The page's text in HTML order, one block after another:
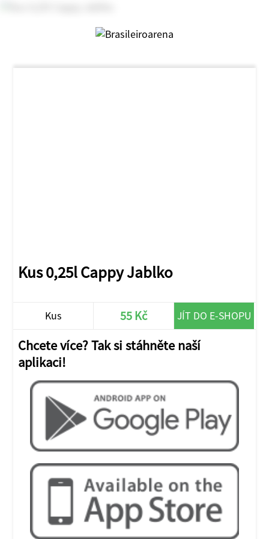
Kus 0,25l Cappy Jablko
Kus 55 Kč JÍT DO E-SHOPU
Chcete více? Tak si stáhněte naší
aplikaci!